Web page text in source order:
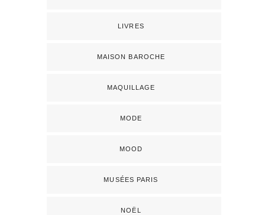
LIVRES
MAISON BAROCHE
MAQUILLAGE
MODE
MOOD
MUSÉES PARIS
NOËL